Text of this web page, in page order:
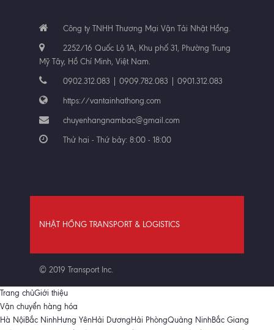
Công ty TNHH Thương Mại Vận Tải Nhật Hồng.
2252/16 Quốc Lộ 1A, Khu phố 31, Phường Trung
Mỹ Tây, Hồ Chí Minh, Việt Nam.
0902.312.083 | 0909.782.083 | 0901.312.083
https://vantainhathong.com
chuyenhangnambac@gmail.com
Thứ hai - Thứ bảy: 8:00 - 18:00
NHẬT HỒNG TRANSPORT & LOGISTICS
© 2019 Transport Inc.
Trang chủGiới thiệu
Vận chuyển hàng hóa
Hà Nội Bắc NinhHưng YênHải Dương Hải PhòngQuảng NinhBắc Giang